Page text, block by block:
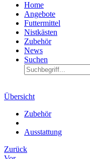
Home
Angebote
Futtermittel
Nistkästen
Zubehör
News
Suchen
Übersicht
Zubehör
Ausstattung
Zurück